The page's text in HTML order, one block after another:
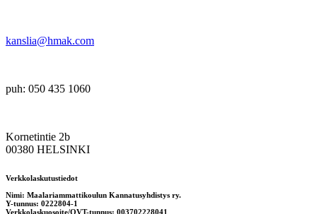
kanslia@hmak.com
puh: 050 435 1060
Kornetintie 2b
00380 HELSINKI
Verkkolaskutustiedot
Nimi: Maalariammattikoulun Kannatusyhdistys ry.
Y-tunnus: 0222804-1
Verkkolaskuosoite/OVT-tunnus: 003702228041